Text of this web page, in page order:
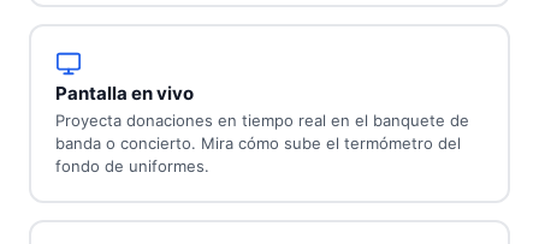
Pantalla en vivo
Proyecta donaciones en tiempo real en el banquete de
banda o concierto. Mira cómo sube el termómetro del
fondo de uniformes.